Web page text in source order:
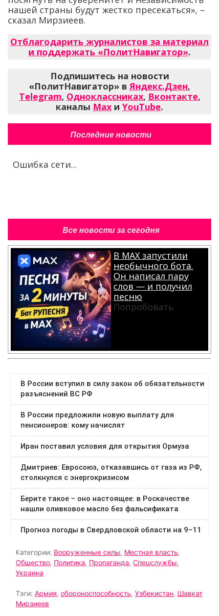
нашей страны будут жестко пресекаться», –
сказал Мирзиеев.
Отблагодарить журналистов за материал
и поддержать «ПолитНавигатор».
Подпишитесь на новости
«ПолитНавигатор» вЯндекс.Дзен,
Telegram, Одноклассниках, Вконтакте,
каналы Max и YouTube.
Последние новости
Ошибка сети...
Все новости за сегодня
В MAX запустили
необычного бота.
Он написал пару
слов — и получил
песню
Попробовать
Категории: Вооруженные силы, Местная власть,
Общество, Политика, Пропаганда, Спецслужбы,
Украина
Тэги: Армия, обороноспособность, Узбекистан, Шавкат
Мирзиеев